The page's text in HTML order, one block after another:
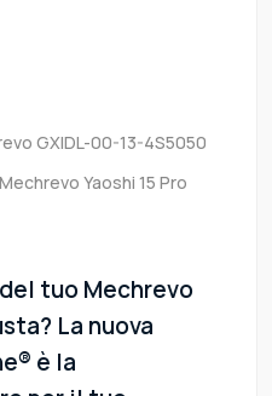
GXIDL-00-13-4S5050
Mechrevo Yaoshi 15 Pro
tuo Mechrevo
La nuova
è la